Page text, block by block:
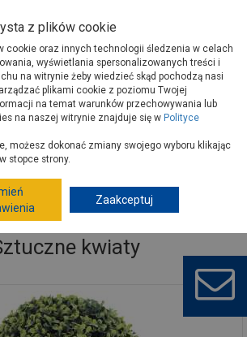
Dekoracje
Dekoracja wnętrz
kwiaty
z plików cookie
cookie oraz innych technologii śledzenia w celach
wyświetlania spersonalizowanych treści i
na witrynie żeby wiedzieć skąd pochodzą nasi
plikami cookie z poziomu Twojej
na temat warunków przechowywania lub
na naszej witrynie znajduje się w Polityce
możesz dokonać zmiany swojego wyboru klikając
w stopce strony.
Zaakceptuj